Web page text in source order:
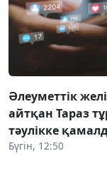
Әлеуметтік
айтқан Тараз
тәулікке
Бүгін, 12:50